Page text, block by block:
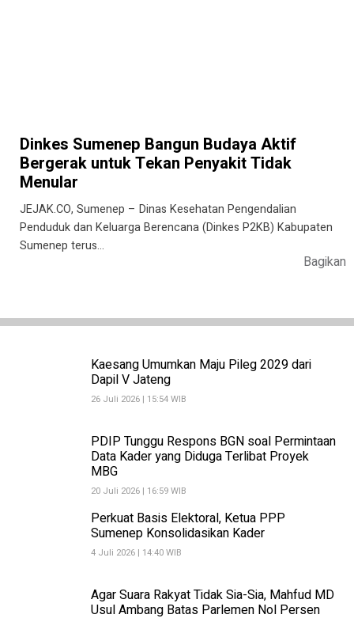
Kaesang Umumkan Maju Pileg 2029 dari
Dapil V Jateng
26 Juli 2026 | 15:54 WIB
PDIP Tunggu Respons BGN soal Permintaan
Data Kader yang Diduga Terlibat Proyek
MBG
20 Juli 2026 | 16:59 WIB
Perkuat Basis Elektoral, Ketua PPP
Sumenep Konsolidasikan Kader
4 Juli 2026 | 14:40 WIB
Agar Suara Rakyat Tidak Sia-Sia, Mahfud MD
Usul Ambang Batas Parlemen Nol Persen
Dinkes Sumenep Bangun Budaya Aktif
Bergerak untuk Tekan Penyakit Tidak
Menular
JEJAK.CO, Sumenep – Dinas Kesehatan Pengendalian
Penduduk dan Keluarga Berencana (Dinkes P2KB) Kabupaten
Sumenep terus…
Bagikan